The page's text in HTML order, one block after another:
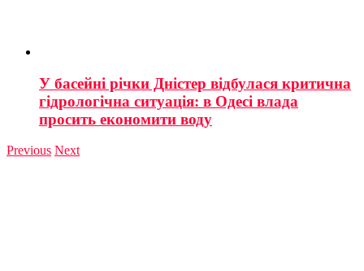
У басейні річки Дністер відбулася критична
гідрологічна ситуація: в Одесі влада
просить економити воду
Previous Next